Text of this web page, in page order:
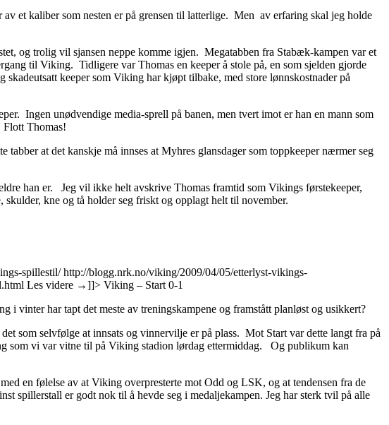
et kaliber som nesten er på grensen til latterlige. Men av erfaring skal jeg holde
og trolig vil sjansen neppe komme igjen. Megatabben fra Stabæk-kampen var et
til Viking. Tidligere var Thomas en keeper å stole på, en som sjelden gjorde
keeper som Viking har kjøpt tilbake, med store lønnskostnader på
Ingen unødvendige media-sprell på banen, men tvert imot er han en mann som
Flott Thomas!
at det kanskje må innses at Myhres glansdager som toppkeeper nærmer seg
han er. Jeg vil ikke helt avskrive Thomas framtid som Vikings førstekeeper,
kne og tå holder seg friskt og opplagt helt til november.
spillestil/http://blogg.nrk.no/viking/2009/04/05/etterlyst-vikings-
Les videre →]]> Viking – Start 0-1
vinter har tapt det meste av treningskampene og framstått planløst og usikkert?
som selvfølge at innsats og vinnervilje er på plass. Mot Start var dette langt fra på
som vi var vitne til på Viking stadion lørdag ettermiddag. Og publikum kan
en følelse av at Viking overpresterte mot Odd og LSK, og at tendensen fra de
spillerstall er godt nok til å hevde seg i medaljekampen. Jeg har sterk tvil på alle